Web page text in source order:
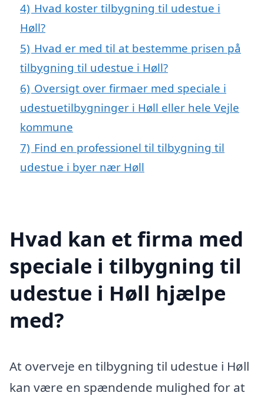
4) Hvad koster tilbygning til udestue i
Høll?
5) Hvad er med til at bestemme prisen på
tilbygning til udestue i Høll?
6) Oversigt over firmaer med speciale i
udestuetilbygninger i Høll eller hele Vejle
kommune
7) Find en professionel til tilbygning til
udestue i byer nær Høll
Hvad kan et firma med
speciale i tilbygning til
udestue i Høll hjælpe
med?
At overveje en tilbygning til udestue i Høll
kan være en spændende mulighed for at